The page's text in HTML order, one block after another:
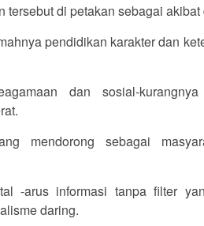
tersebut di petakan sebagai
pendidikan karakter dan
dan sosial-
mendorong sebagai
-arus informasi tanpa filter
daring.